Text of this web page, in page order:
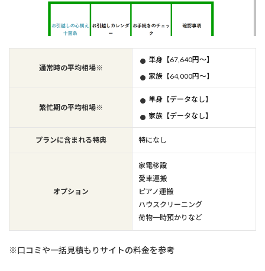
通常時の平均相場※
単身【67,640円～】
家族【64,000円～】
繁忙期の平均相場※
単身【データなし】
家族【データなし】
プランに含まれる特典 特になし
オプション
家電移設
愛車運搬
ピアノ運搬
ハウスクリーニング
荷物一時預かりなど
※口コミや一括見積もりサイトの料金を参考